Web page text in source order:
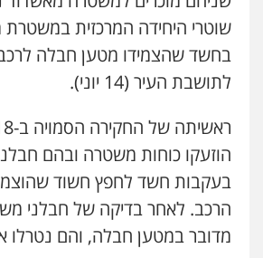
קטינים
0538788878
משפט פלילי פשיעה
וחקירות צבאי תעבורה
0544218336
משרד עורכי דין חן
פלילי דיני תעבורה
0505078733
שוטרי היחידה המרכזית
בחשד שהצמידו מטען חבלה
לתושבת העיר (14 יוני).
הוזעקו כוחות משטרה ובהם
בעקבות חשד לחפץ חשוד
הרכב. לאחר בדיקה של חבלני
מדובר במטען חבלה, והם נטרלו